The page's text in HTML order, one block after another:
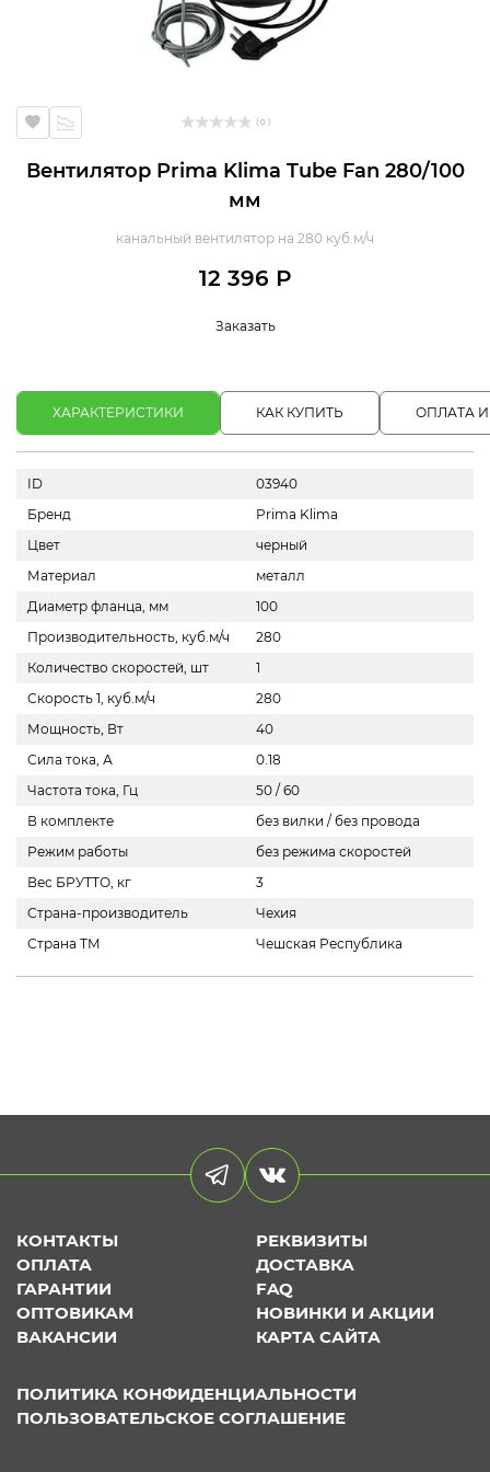
( 0 )
Вентилятор Prima Klima Tube Fan 280/100
мм
канальный вентилятор на 280 куб.м/ч
12 396 Р
Заказать
ХАРАКТЕРИСТИКИ КАК КУПИТЬ ОПЛАТА
ID
03940
Бренд
Prima Klima
Цвет
черный
Материал
металл
Диаметр фланца, мм
100
Производительность, куб.м/ч
280
Количество скоростей, шт
1
Скорость 1, куб.м/ч
280
Мощность, Вт
40
Сила тока, А
0.18
Частота тока, Гц
50 / 60
В комплекте
без вилки / без провода
Режим работы
без режима скоростей
Вес БРУТТО, кг
3
Страна-производитель
Чехия
Страна ТМ
Чешская Республика
КОНТАКТЫ
РЕКВИЗИТЫ
ОПЛАТА
ДОСТАВКА
ГАРАНТИИ
FAQ
ОПТОВИКАМ
НОВИНКИ И АКЦИИ
ВАКАНСИИ
КАРТА САЙТА
ПОЛИТИКА КОНФИДЕНЦИАЛЬНОСТИ
ПОЛЬЗОВАТЕЛЬСКОЕ СОГЛАШЕНИЕ